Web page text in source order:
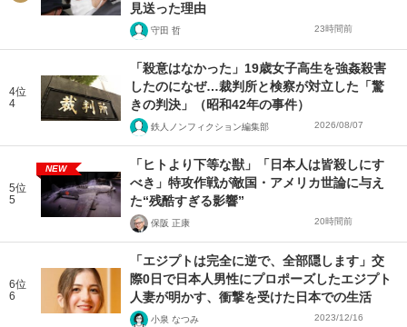
見送った理由
守田 哲 23時間前
4位
4
「殺意はなかった」19歳女子高生を強姦殺害
したのになぜ…裁判所と検察が対立した「驚
きの判決」（昭和42年の事件）
鉄人ノンフィクション編集部 2026/08/07
5位
5
NEW
「ヒトより下等な獣」「日本人は皆殺しにす
べき」特攻作戦が敵国・アメリカ世論に与え
た“残酷すぎる影響”
保阪 正康 20時間前
6位
6
「エジプトは完全に逆で、全部隠します」交
際0日で日本人男性にプロポーズしたエジプト
人妻が明かす、衝撃を受けた日本での生活
小泉 なつみ 2023/12/16